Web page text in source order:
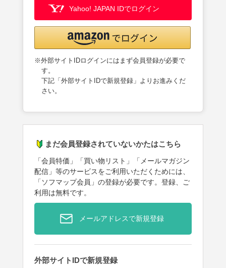
Yahoo! JAPAN IDでログイン
※外部サイトIDログインにはまず会員登録が必要で
す。
下記「外部サイトIDで新規登録」よりお進みくだ
さい。
まだ会員登録されていないかたはこちら
「会員特価」「買い物リスト」「メールマガジン
配信」等のサービスをご利用いただくためには、
「ソフマップ会員」の登録が必要です。登録、ご
利用は無料です。
メールアドレスで新規登録
外部サイトIDで新規登録